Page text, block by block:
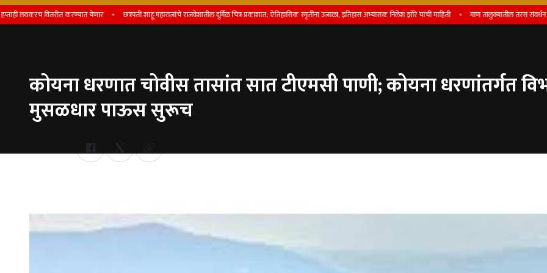
वितरीत करण्यात येणार छत्रपती शाहू महाराजांचे राजवेशातील दुर्मिळ चित्र प्रकाशात; ऐतिहासिक स्मृतींना उजाळा, इतिहास अभ्यासक निलेश झोरे यांची माहिती माण तालुक्यातील तरस संवर्धन कार्याला
कोयना धरणात चोवीस तासांत सात टीएमसी पाणी; कोयना धरणांतर्गत
मुसळधार पाऊस सुरूच